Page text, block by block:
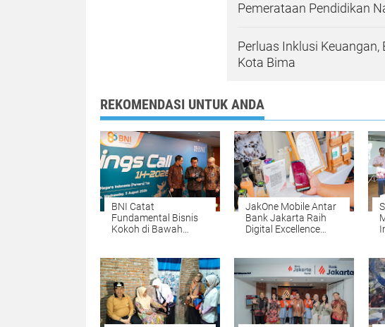
Pemerataan Pendidikan
Perluas Inklusi
Kota Bima
REKOMENDASI UNTUK ANDA
BNI Catat
Fundamental Bisnis
Kokoh di Bawah
dan Kualitas Aset
JakOne Mobile Antar
Bank Jakarta Raih
Digital Excellence